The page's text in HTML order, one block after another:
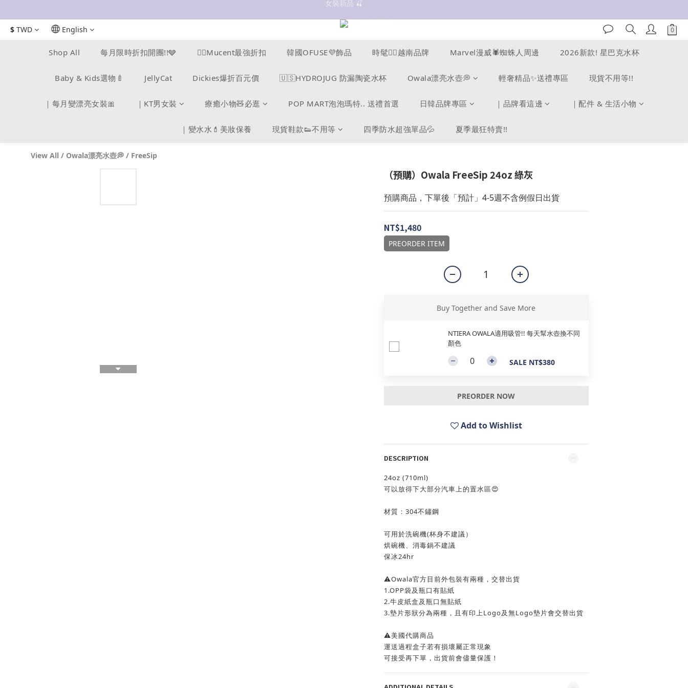
抗UV 50+防曬外套 $299🧊🧊
$ TWD English
Shop All 每月限時折扣開團!!🩶 ❤️‍🔥Mucent最強折扣 韓國OFUSE💜飾品 時髦❤️‍🔥越南品牌 Marvel漫威🕷️蜘蛛人周邊 2026新款! 星巴克水杯
Baby & Kids選物🍼 JellyCat Dickies爆折百元價 🇺🇸HYDROJUG 防漏陶瓷水杯 Owala漂亮水壺💭 輕奢精品✨送禮專區 現貨不用等!!
｜每月變漂亮女裝🎀 ｜KT男女裝 療癒小物🧸必逛 POP MART泡泡瑪特.. 送禮首選 日韓品牌專區 ｜品牌看這邊 ｜配件 & 生活小物
｜變水水💄美妝保養 現貨鞋款👟不用等 四季防水超強單品💦 夏季最狂特賣!!
View All / Owala漂亮水壺💭 / FreeSip
（預購）Owala FreeSip 24oz 綠灰
預購商品，下單後「預計」4-5週不含例假日出貨
NT$1,480
PREORDER ITEM
Buy Together and Save More
NTIERA OWALA適用吸管!! 每天幫水壺換不同
顏色
SALE NT$380
PREORDER NOW
Add to Wishlist
DESCRIPTION
24oz (710ml)
可以放得下大部分汽車上的置水區😍
材質：304不鏽鋼
可用於洗碗機(杯身不建議）
烘碗機、消毒鍋不建議
保冰24hr
⚠️Owala官方目前外包裝有兩種，交替出貨
1.OPP袋及瓶口有貼紙
2.牛皮紙盒及瓶口無貼紙
3.墊片形狀分為兩種，且有印上Logo及無Logo墊片會交替出貨
⚠️美國代購商品
運送過程盒子若有損壞屬正常現象
可接受再下單，出貨前會儘量保護！